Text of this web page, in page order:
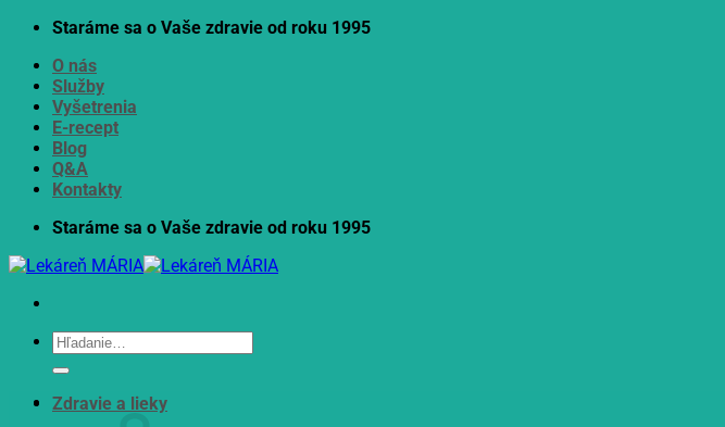
Skip
content
Staráme sa o Vaše zdravie od roku 1995
O nás
Služby
Vyšetrenia
E-recept
Blog
Q&A
Kontakty
Staráme sa o Vaše zdravie od roku 1995
Hľadať:
Zdravie a lieky